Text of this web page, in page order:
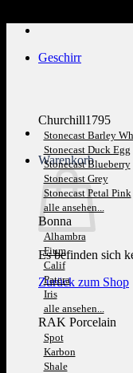
Warenkorb
Es befinden sich
Zurück zum Shop
Geschirr
Churchill1795
Stonecast Barley
Stonecast Duck Egg
Stonecast Blueberry
Stonecast Grey
Stonecast Petal Pink
alle ansehen...
Bonna
Alhambra
Fium
Calif
Patera
Iris
alle ansehen...
RAK Porcelain
Spot
Karbon
Shale